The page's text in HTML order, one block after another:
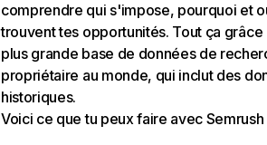
comprendre qui s'impose, pourquoi et
trouvent tes opportunités. Tout ça grâce
plus grande base de données de
propriétaire au monde, qui inclut des
historiques.
Voici ce que tu peux faire avec Semrush